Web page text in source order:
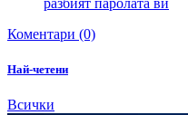
Коментари (0)
Най-четени
Всички